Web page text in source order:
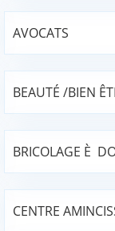
AVOCATS
BEAUTÉ /BIEN
BRICOLAGE È
CENTRE